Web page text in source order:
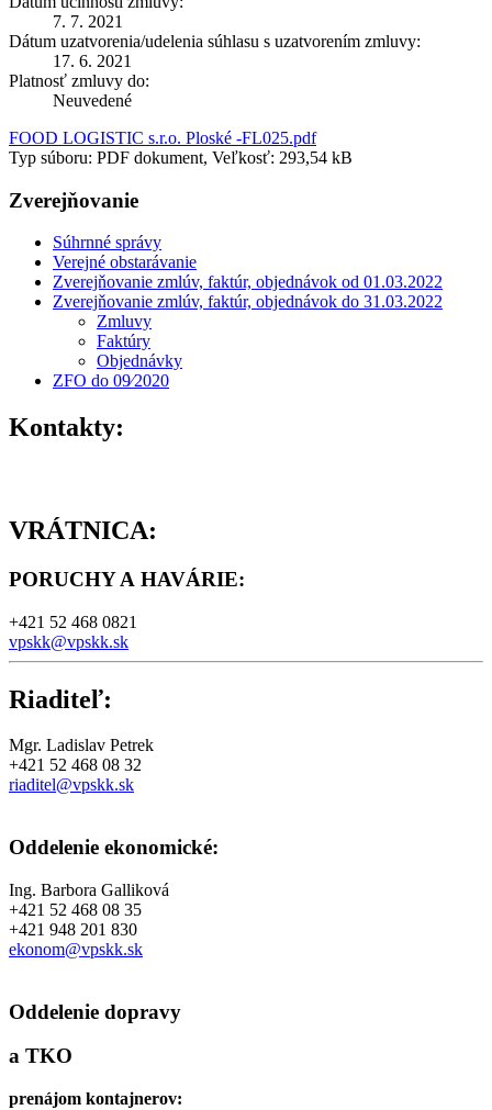
7. 7. 2021
Dátum uzatvorenia/udelenia súhlasu s uzatvorením zmluvy:
17. 6. 2021
Platnosť zmluvy do:
Neuvedené
FOOD LOGISTIC s.r.o. Ploské -FL025.pdf
Typ súboru: PDF dokument, Veľkosť: 293,54 kB
Zverejňovanie
Súhrnné správy
Verejné obstarávanie
Zverejňovanie zmlúv, faktúr, objednávok od 01.03.2022
Zverejňovanie zmlúv, faktúr, objednávok do 31.03.2022
Zmluvy
Faktúry
Objednávky
ZFO do 09⁄2020
Kontakty:
VRÁTNICA:
PORUCHY A HAVÁRIE:
+421 52 468 0821
vpskk@vpskk.sk
Riaditeľ:
Mgr. Ladislav Petrek
+421 52 468 08 32
riaditel@vpskk.sk
Oddelenie ekonomické:
Ing. Barbora Galliková
+421 52 468 08 35
+421 948 201 830
ekonom@vpskk.sk
Oddelenie dopravy
a TKO
prenájom kontajnerov: